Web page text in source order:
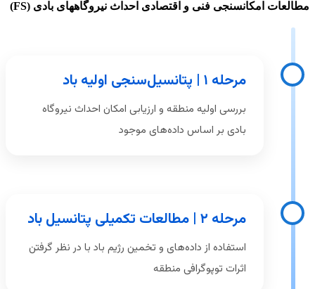
مطالعات امکانسنجی فنی و اقتصادی احداث نیروگاههای بادی (FS)
مرحله ۱ | پتانسیل‌سنجی اولیه باد
بررسی اولیه منطقه و ارزیابی امکان احداث نیروگاه
بادی بر اساس داده‌های موجود
مرحله ۲ | مطالعات تکمیلی پتانسیل باد
استفاده از داده‌های و تخمین رژیم باد با در نظر گرفتن
اثرات توپوگرافی منطقه